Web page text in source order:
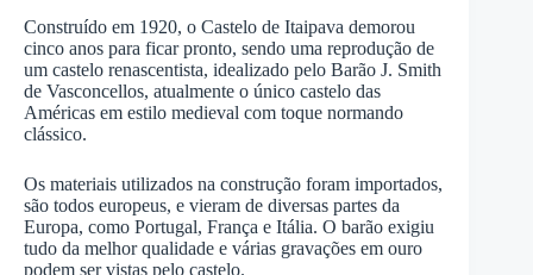
Construído em 1920, o Castelo de Itaipava demorou
cinco anos para ficar pronto, sendo uma reprodução de
um castelo renascentista, idealizado pelo Barão J. Smith
de Vasconcellos, atualmente o único castelo das
Américas em estilo medieval com toque normando
clássico.
Os materiais utilizados na construção foram importados,
são todos europeus, e vieram de diversas partes da
Europa, como Portugal, França e Itália. O barão exigiu
tudo da melhor qualidade e várias gravações em ouro
podem ser vistas pelo castelo.